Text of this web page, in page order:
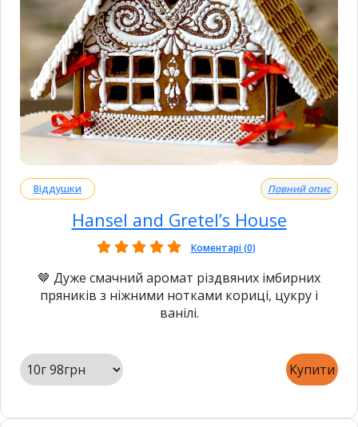
Віддушки Повний опис
Hansel and Gretel’s House
Коментарі (0)
🤎 Дуже смачний аромат різдвяних імбирних
пряників з ніжними нотками кориці, цукру і
ванілі.
Купити